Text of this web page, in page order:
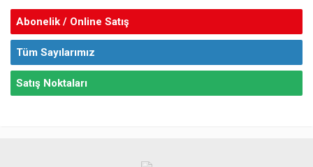
Abonelik / Online Satış
Tüm Sayılarımız
Satış Noktaları